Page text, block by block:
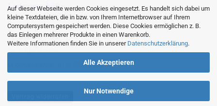
Auf dieser Webseite werden Cookies eingesetzt. Es handelt sich dabei um
kleine Textdateien, die in bzw. von Ihrem Internetbrowser auf Ihrem
Computersystem gespeichert werden. Diese Cookies ermöglichen z. B.
das Einlegen mehrerer Produkte in einen Warenkorb.
Weitere Informationen finden Sie in unserer Datenschutzerklärung.
Alle Akzeptieren
Nur Notwendige
Ladengeschäft::
Regattastr. 66
12527 Berlin
Tel.: 030/67890006
Mobil/WhatsApp: 0176 550 90 773